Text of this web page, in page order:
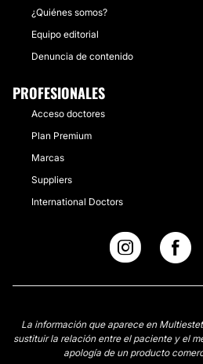
¿Quiénes somos?
Equipo editorial
Denuncia de contenido
PROFESIONALES
Acceso doctores
Plan Premium
Marcas
Suppliers
International Doctors
La información que aparece en
sustituir la relación entre el paciente y el
apología de un producto